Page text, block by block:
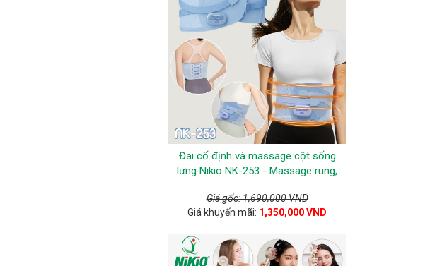
Đai cố định và massage cột sống
lưng Nikio NK-253 - Massage rung,
Giá gốc: 1,690,000 VND
Giá khuyến mãi: 1,350,000 VND